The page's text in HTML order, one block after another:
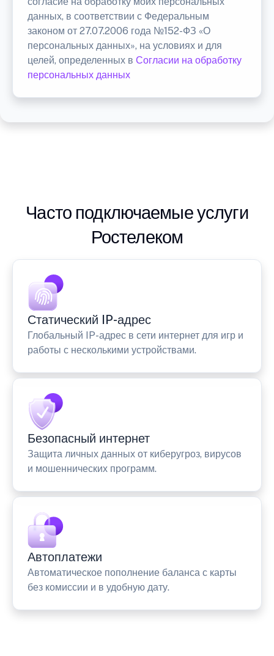
данных, в соответствии с Федеральным
законом от 27.07.2006 года №152-ФЗ «О
персональных данных», на условиях и для
целей, определенных в Согласии на обработку
персональных данных
Часто подключаемые услуги
Ростелеком
Статический IP-адрес
Глобальный IP-адрес в сети интернет для игр и
работы с несколькими устройствами.
Безопасный интернет
Защита личных данных от киберугроз, вирусов
и мошеннических программ.
Автоплатежи
Автоматическое пополнение баланса с карты
без комиссии и в удобную дату.